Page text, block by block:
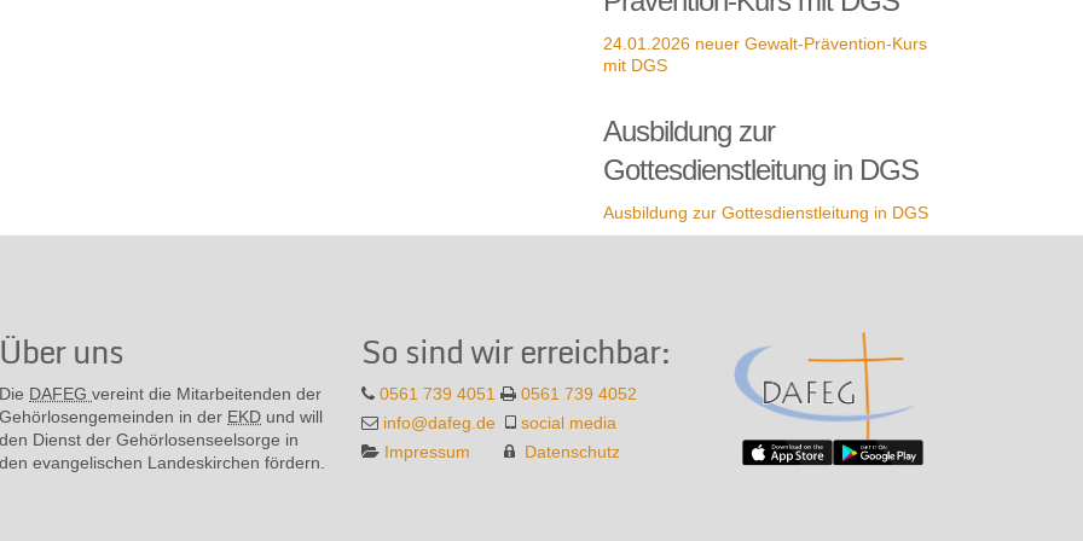
24.01.2026 neuer Gewalt-Prävention-Kurs
mit DGS
Ausbildung zur
Gottesdienstleitung in DGS
Ausbildung zur Gottesdienstleitung in DGS
Über uns
Die DAFEG vereint die Mitarbeitenden der
Gehör­losen­gemeinden in der EKD und will
den Dienst der Gehör­losen­seel­sorge in
den evange­lischen Landes­kirchen fördern.
So sind wir erreichbar:
0561 739 4051
0561 739 4052
info@dafeg.de
social media
Impressum
Datenschutz